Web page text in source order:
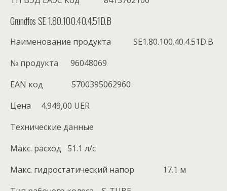
Grundfos SE 1.80.100.40.4.51D.B
Наименование продукта SE1.80.100.40.4.51D.B
№ продукта 96048069
EAN код 5700395062960
Цена 4.949,00 UER
Технические данные
Maкс. расход 51.1 л/с
Макс. гидростатический напор 17.1 м